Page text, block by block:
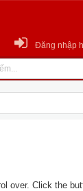
Đăng nhập
over. Click the